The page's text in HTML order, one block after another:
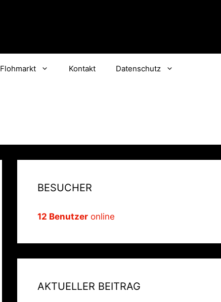
Flohmarkt Kontakt Datenschutz
BESUCHER
12 Benutzeronline
AKTUELLER BEITRAG